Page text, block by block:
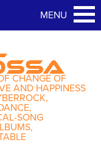
CHANGE OF
AND HAPPINESS
SONG